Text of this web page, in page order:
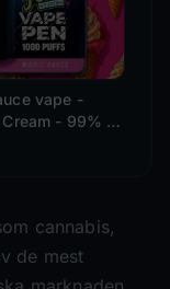
vape -
Cream - 99% -
cannabis,
de mest